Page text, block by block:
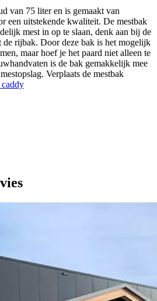
van 75 liter en is gemaakt van
een uitstekende kwaliteit. De mestbak
mest in op te slaan, denk aan bij de
de rijbak. Door deze bak is het mogelijk
maar hoef je het paard niet alleen te
is de bak gemakkelijk mee
Verplaats de mestbak